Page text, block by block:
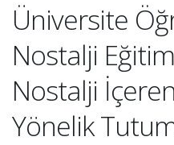
Üniversite
Nostalji
Nostalji
Yönelik